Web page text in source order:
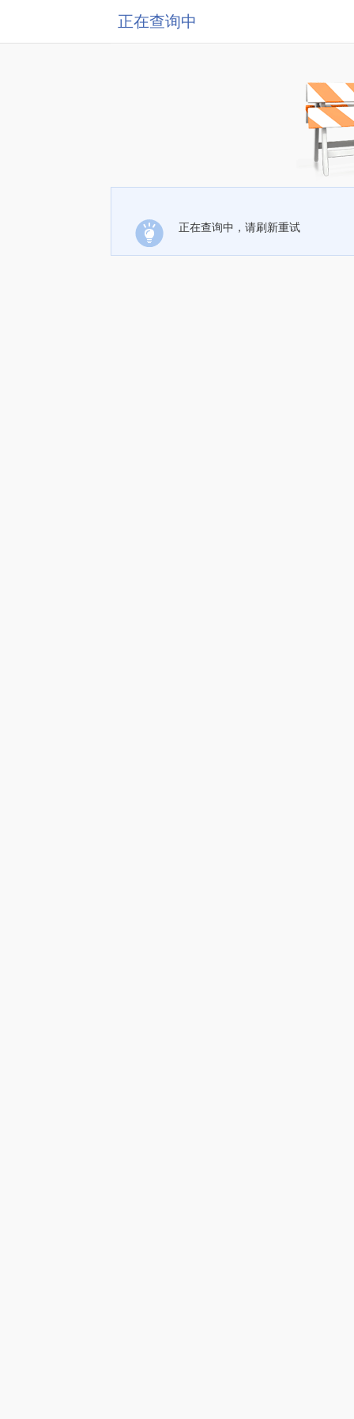
正在查询中
正在查询中，请刷新重试